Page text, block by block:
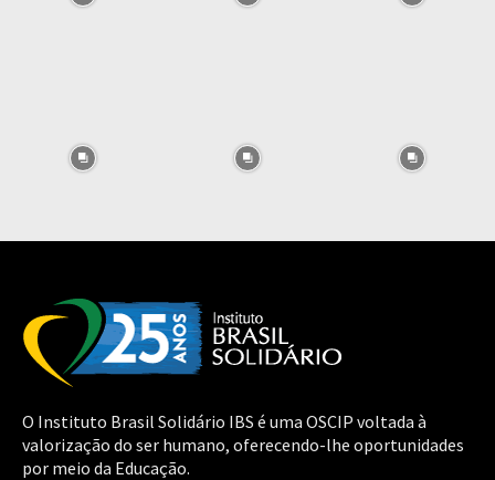
O Instituto Brasil Solidário IBS é uma OSCIP voltada à
valorização do ser humano, oferecendo-lhe oportunidades
por meio da Educação.